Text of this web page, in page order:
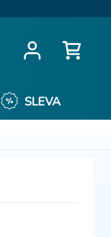
SLEVA